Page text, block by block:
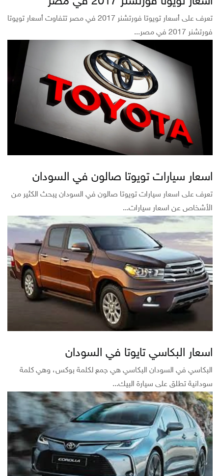
تعرف على أسعار تويوتا فورتشنر 2017 في مصر تتفاوت أسعار تويوتا
فورتشنر 2017 في مصر...
اسعار سيارات تويوتا صالون في السودان
تعرف على اسعار سيارات تويوتا صالون في السودان يبحث الكثير من
الأشخاص عن اسعار سيارات...
اسعار البكاسي تايوتا في السودان
البكاسي في السودان البكاسي هي جمع لكلمة بوكس، وهي كلمة
سودانية تطلق على سيارة البيك...